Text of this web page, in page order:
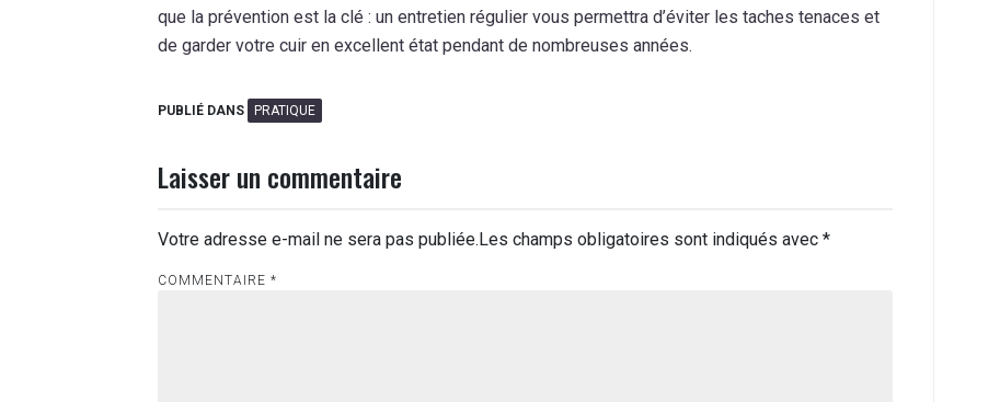
que la prévention est la clé : un entretien régulier vous permettra d’éviter les taches tenaces et
de garder votre cuir en excellent état pendant de nombreuses années.
PUBLIÉ DANS PRATIQUE
Laisser un commentaire
Votre adresse e-mail ne sera pas publiée.Les champs obligatoires sont indiqués avec *
COMMENTAIRE *